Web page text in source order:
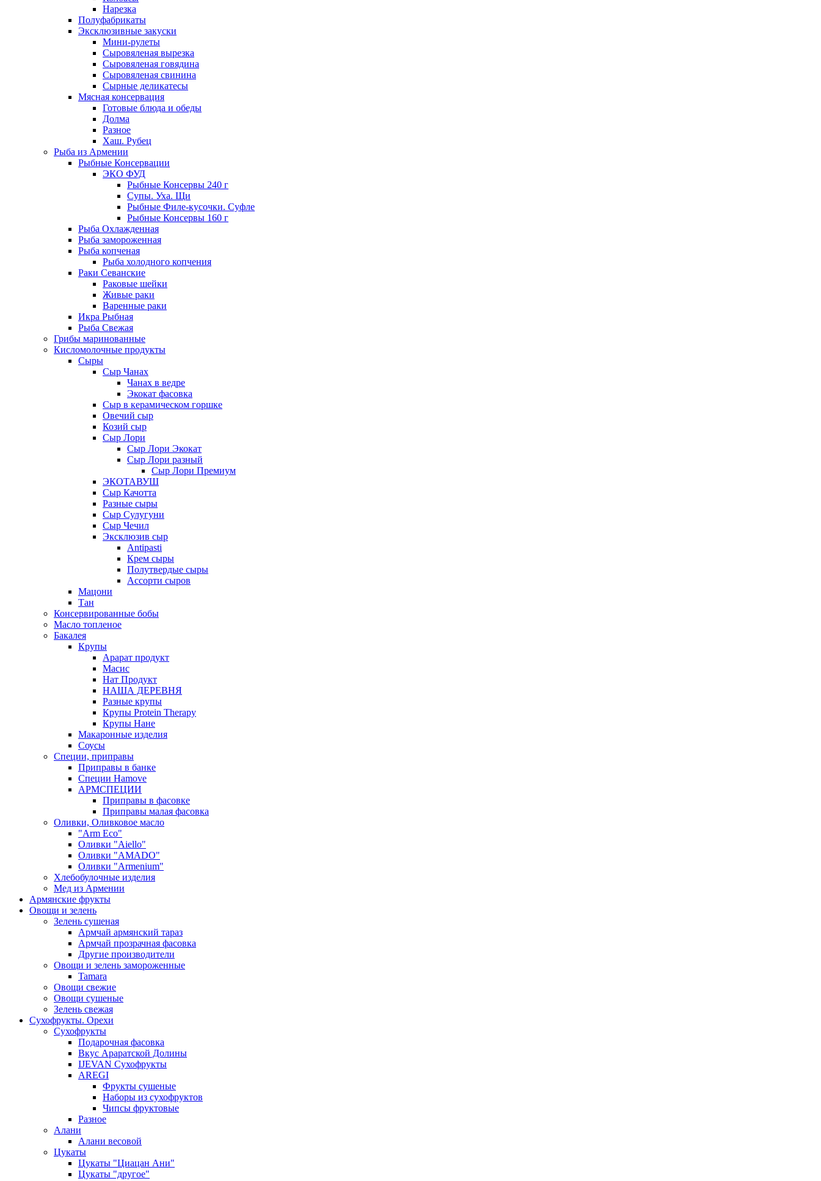
Нарезка
Полуфабрикаты
Эксклюзивные закуски
Мини-рулеты
Сыровяленая вырезка
Сыровяленая говядина
Сыровяленая свинина
Сырные деликатесы
Мясная консервация
Готовые блюда и обеды
Долма
Разное
Хаш. Рубец
Рыба из Армении
Рыбные Консервации
ЭКО ФУД
Рыбные Консервы 240 г
Супы. Уха. Щи
Рыбные Филе-кусочки. Суфле
Рыбные Консервы 160 г
Рыба Охлажденная
Рыба замороженная
Рыба копченая
Рыба холодного копчения
Раки Севанские
Раковые шейки
Живые раки
Варенные раки
Икра Рыбная
Рыба Свежая
Грибы маринованные
Кисломолочные продукты
Сыры
Сыр Чанах
Чанах в ведре
Экокат фасовка
Сыр в керамическом горшке
Овечий сыр
Козий сыр
Сыр Лори
Сыр Лори Экокат
Сыр Лори разный
Сыр Лори Премиум
ЭКОТАВУШ
Сыр Качотта
Разные сыры
Сыр Сулугуни
Сыр Чечил
Эксклюзив сыр
Antipasti
Крем сыры
Полутвердые сыры
Ассорти сыров
Мацони
Тан
Консервированные бобы
Масло топленое
Бакалея
Крупы
Арарат продукт
Масис
Нат Продукт
НАША ДЕРЕВНЯ
Разные крупы
Крупы Protein Therapy
Крупы Нане
Макаронные изделия
Соусы
Специи, приправы
Приправы в банке
Специи Hamove
АРМСПЕЦИИ
Приправы в фасовке
Приправы малая фасовка
Оливки, Оливковое масло
"Arm Eco"
Оливки "Aiello"
Оливки "AMADO"
Оливки "Armenium"
Хлебобулочные изделия
Мед из Армении
Армянские фрукты
Овощи и зелень
Зелень сушеная
Армчай армянский тараз
Армчай прозрачная фасовка
Другие производители
Овощи и зелень замороженные
Tamara
Овощи свежие
Овощи сушеные
Зелень свежая
Сухофрукты. Орехи
Сухофрукты
Подарочная фасовка
Вкус Араратской Долины
IJEVAN Сухофрукты
AREGI
Фрукты сушеные
Наборы из сухофруктов
Чипсы фруктовые
Разное
Алани
Алани весовой
Цукаты
Цукаты "Циацан Ани"
Цукаты "другое"